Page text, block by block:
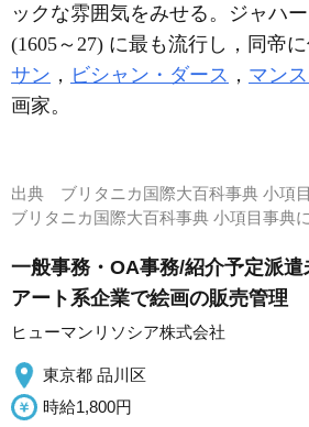
ックな雰囲気をみせる。ジャハ
(1605～27) に最も流行し，同帝
サン ， ビシャン・ダース ， マン
画家。
出典 ブリタニカ国際大百科事典 小項
ブリタニカ国際大百科事典 小項目事
一般事務・OA事務/紹介予定派
アート系企業で絵画の販売管理
ヒューマンリソシア株式会社
東京都 品川区
時給1,800円